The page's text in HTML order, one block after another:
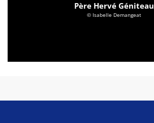
Père Hervé Géniteau
© Isabelle Demangeat